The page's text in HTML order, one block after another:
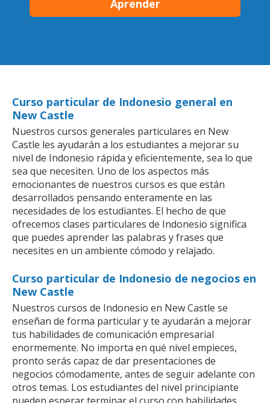
Aprender
Curso particular de Indonesio general en
New Castle
Nuestros cursos generales particulares en New
Castle les ayudarán a los estudiantes a mejorar su
nivel de Indonesio rápida y eficientemente, sea lo que
sea que necesiten. Uno de los aspectos más
emocionantes de nuestros cursos es que están
desarrollados pensando enteramente en las
necesidades de los estudiantes. El hecho de que
ofrecemos clases particulares de Indonesio significa
que puedes aprender las palabras y frases que
necesites en un ambiente cómodo y relajado.
Curso particular de Indonesio de negocios en
New Castle
Nuestros cursos de Indonesio en New Castle se
enseñan de forma particular y te ayudarán a mejorar
tus habilidades de comunicación empresarial
enormemente. No importa en qué nivel empieces,
pronto serás capaz de dar presentaciones de
negocios cómodamente, antes de seguir adelante con
otros temas. Los estudiantes del nivel principiante
pueden esperar terminar el curso con habilidades